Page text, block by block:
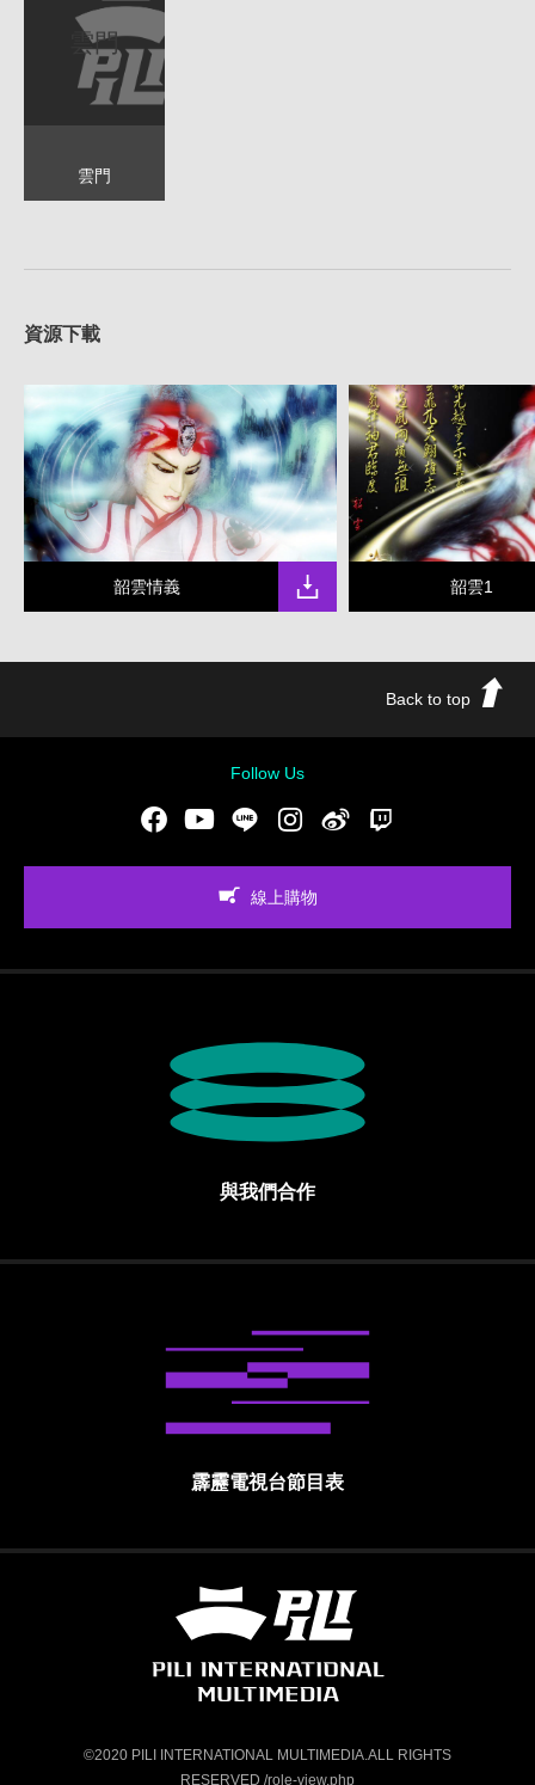
雲門
雲門
資源下載
韶雲情義 韶雲1
Back to top
Follow Us
FacebookYoutubeLINE Instgram新浪微博
線上購物
與我們合作
霹靂電視台節目表
霹靂國際多媒體股份有限公司 PILI
©2020 PILI INTERNATIONAL MULTIMEDIA.ALL RIGHTS
RESERVED /role-view.php